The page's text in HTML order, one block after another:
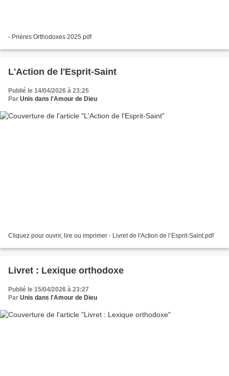
- Prières Orthodoxes 2025.pdf
L'Action de l'Esprit-Saint
Publié le 14/04/2026 à 23:25
Par Unis dans l'Amour de Dieu
Cliquez pour ouvrir, lire ou imprimer - Livret de l'Action de l’Esprit-Saint.pdf
Livret : Lexique orthodoxe
Publié le 15/04/2026 à 23:27
Par Unis dans l'Amour de Dieu